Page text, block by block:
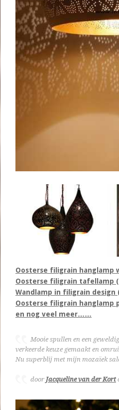
Oosterse filigrain hanglamp
Oosterse filigrain tafellamp
Wandlamp in filigrain design
Oosterse filigrain hanglamp
en nog veel meer……
Mooie spullen en een
verkeerde keuze gemaakt en
Nu superblij met mijn mozaïek
door Jacqueline van der Kort